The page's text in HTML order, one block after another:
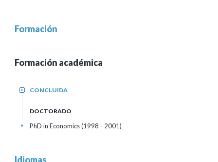
Formación
Formación académica
CONCLUIDA
+
DOCTORADO
PhD in Economics (1998 - 2001)
+
Idiomas